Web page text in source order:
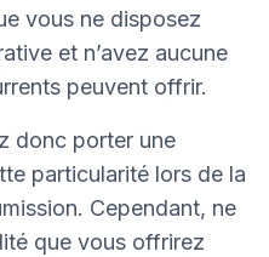
vous ne disposez
et n’avez aucune
peuvent offrir.
donc porter une
particularité lors de la
Cependant, ne
que vous offrirez